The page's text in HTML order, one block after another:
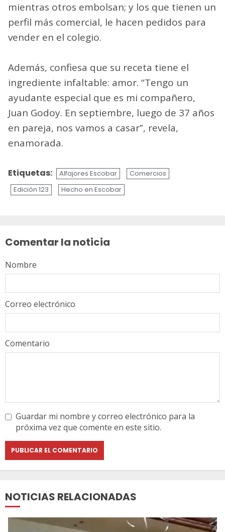
mientras otros embolsan; y los que tienen un
perfil más comercial, le hacen pedidos para
vender en el colegio.
Además, confiesa que su receta tiene el
ingrediente infaltable: amor. “Tengo un
ayudante especial que es mi compañero,
Juan Godoy. En septiembre, luego de 37 años
en pareja, nos vamos a casar”, revela,
enamorada.
Etiquetas: Alfajores Escobar
Comercios
Edición 123
Hecho en Escobar
Comentar la noticia
Comentario
Nombre
Correo electrónico
Guardar mi nombre y correo electrónico para la
próxima vez que comente en este sitio.
NOTICIAS RELACIONADAS